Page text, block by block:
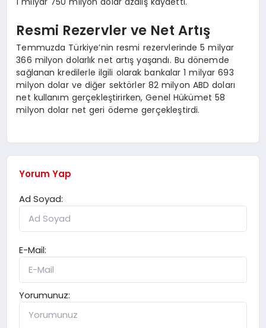
Resmi Rezervler ve Net Artış
Temmuzda Türkiye’nin resmi rezervlerinde 5 milyar
366 milyon dolarlık net artış yaşandı. Bu dönemde
sağlanan kredilerle ilgili olarak bankalar 1 milyar 693
milyon dolar ve diğer sektörler 82 milyon ABD doları
net kullanım gerçekleştirirken, Genel Hükümet 58
milyon dolar net geri ödeme gerçekleştirdi.
Yorum Yap
Ad Soyad:
E-Mail:
Yorumunuz: